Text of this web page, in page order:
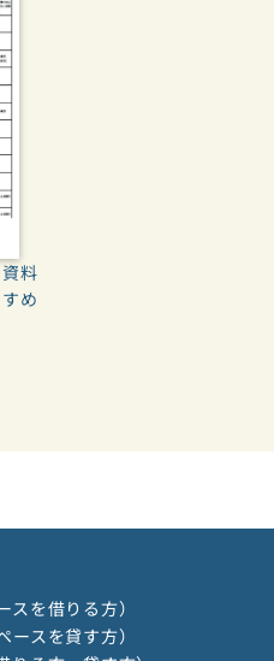
料
め
を借りる方）
スを貸す方）